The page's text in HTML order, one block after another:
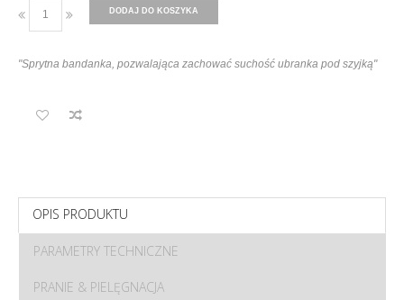
DODAJ DO KOSZYKA
"Sprytna bandanka, pozwalająca zachować suchość ubranka pod szyjką"
OPIS PRODUKTU
PARAMETRY TECHNICZNE
PRANIE & PIELĘGNACJA